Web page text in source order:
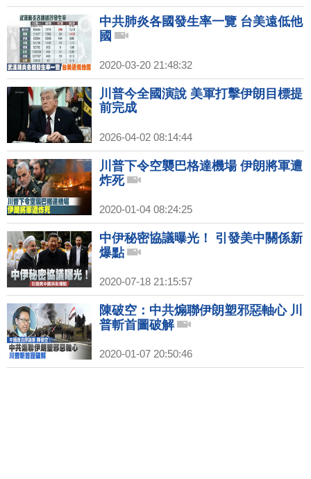
中共肺炎各國發生率一覽 台美遠低他
國
2020-03-20 21:48:32
川普今全國演說 美軍打擊伊朗目標提
前完成
2026-04-02 08:14:44
川普下令空襲巴格達機場 伊朗將軍遭
炸死
2020-01-04 08:24:25
中伊秘密協議曝光！ 引發美中關係新
爆點
2020-07-18 21:15:57
陳破空：中共煽聯伊朗塑邪惡軸心 川
普斬首圖破解
2020-01-07 20:50:46